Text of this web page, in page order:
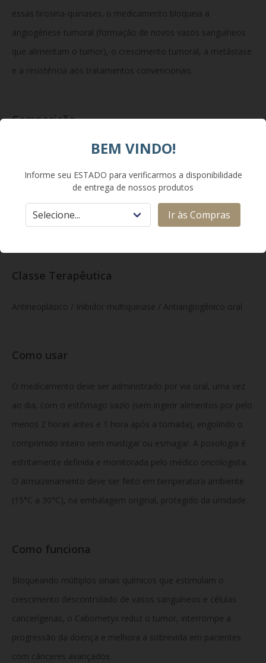
essas tirosina-quinases, o medicamento bloqueia a
angiogênese tumoral (formação de novos vasos sanguíneos
que alimentam o tumor), o crescimento tumoral, a metástase
e a resistência aos tratamentos convencionais.
Composição
Cada comprimido revestido contém malato de cabozantinibe
equivalente a 40 mg de cabozantinibe. Excipientes da fórmula:
celulose microcristalina, lactose anidra, hidroxipropilcelulose,
croscarmelose sódica, estearato de magnésio, dióxido de
titânio, triacetina e corantes de óxido de ferro.
Classe Terapêutica
Antineoplásico / Inibidor multiquinase / Antiangiogênico oral
Como usar
O medicamento deve ser administrado por via oral, uma vez
ao dia, com o estômago vazio (sem ingerir alimentos por pelo
menos 2 horas antes e 1 hora após a tomada), engolindo o
comprimido inteiro sem mastigar ou esmagar. A posologia é
estritamente definida e monitorada pelo médico oncologista.
O armazenamento deve ser feito em temperatura ambiente
(15°C a 30°C), na embalagem original, protegido da umidade.
Como funciona
Bloqueando múltiplos sinais químicos que estimulam o
crescimento descontrolado de vasos sanguíneos e células
cancerígenas, o Cabometyx reduz o tumor, interrompe a
progressão da doença e melhora a sobrevida em pacientes
com cânceres avançados.
BEM VINDO!
Informe seu ESTADO para verificarmos a disponibilidade
de entrega de nossos produtos
Ir às Compras